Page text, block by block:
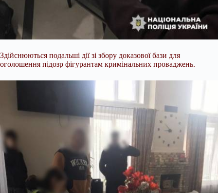
Здійснюються подальші дії зі збору доказової бази для
оголошення підозр фігурантам кримінальних проваджень.